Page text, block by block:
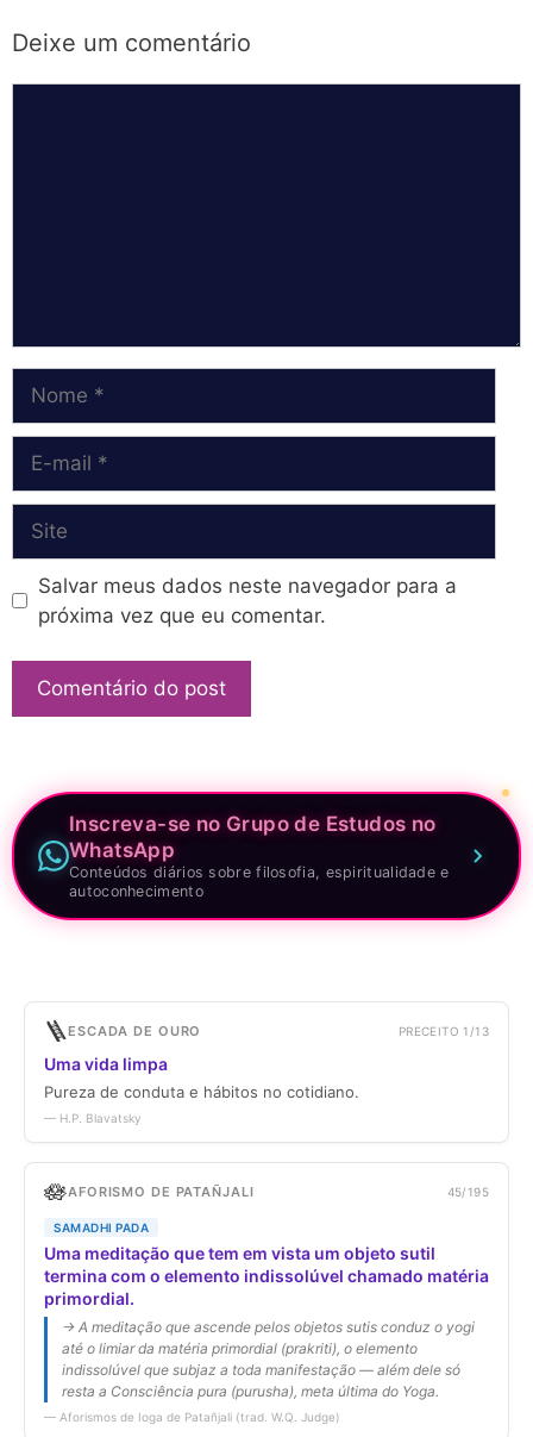
Deixe um comentário
mail
Salvar meus dados neste navegador para a
próxima vez que eu comentar.
Inscreva-se no Grupo de Estudos no
WhatsApp
Conteúdos diários sobre filosofia, espiritualidade e
autoconhecimento